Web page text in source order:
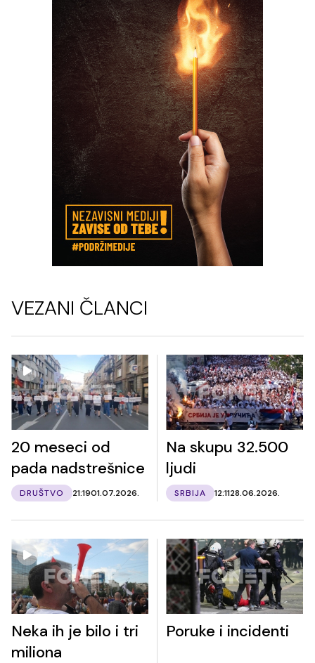
VEZANI ČLANCI
20 meseci od
pada nadstrešnice
DRUŠTVO 21:1901.07.2026.
Na skupu 32.500
ljudi
SRBIJA 12:1128.06.2026.
Neka ih je bilo i tri
miliona
Poruke i incidenti